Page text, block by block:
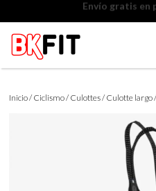
Cambio de talla incluido,
Inicio/ Ciclismo/ Culottes/ Culotte largo